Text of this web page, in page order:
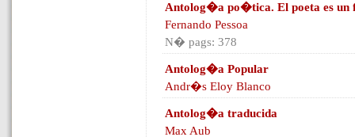
Antolog�a po�tica. El poeta es un
Fernando Pessoa
N� pags: 378
Antolog�a Popular
Andr�s Eloy Blanco
Antolog�a traducida
Max Aub